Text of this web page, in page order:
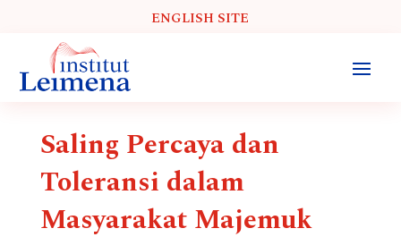
ENGLISH SITE
Saling Percaya dan
Toleransi dalam
Masyarakat Majemuk